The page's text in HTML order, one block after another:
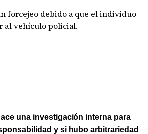
forcejeo debido a que el individuo
al vehículo policial.
una investigación interna para
y si hubo arbitrariedad